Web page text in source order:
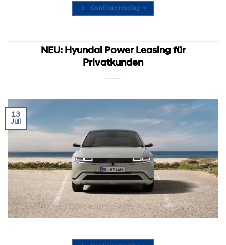
Continue reading→
NEU: Hyundai Power Leasing für
Privatkunden
13
Juli